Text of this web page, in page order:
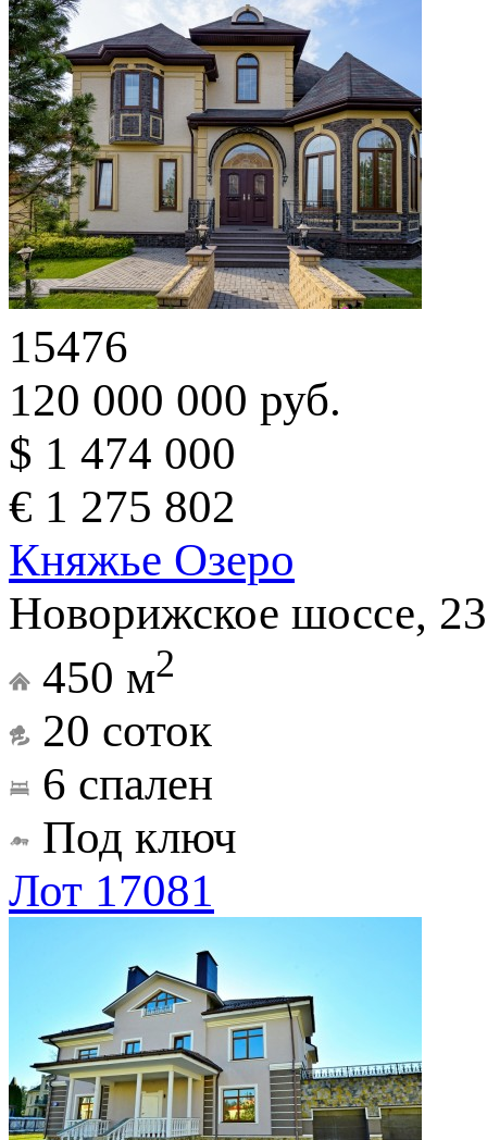
15476
120 000 000 руб.
$ 1 474 000
€ 1 275 802
Княжье Озеро
Новорижское шоссе,
450 м2
20 соток
6 спален
Под ключ
Лот 17081